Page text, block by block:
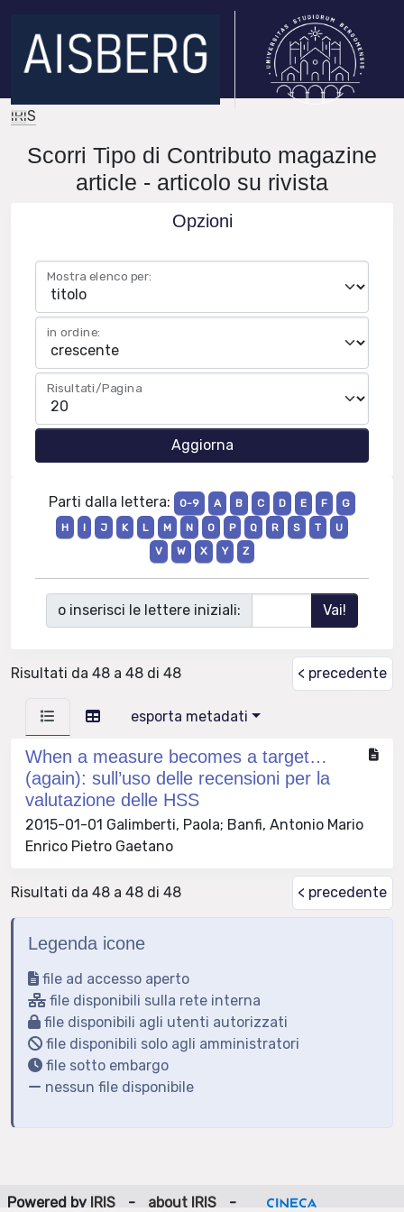
IRIS
Scorri Tipo di Contributo magazine
article - articolo su rivista
Opzioni
Mostra elenco per:
in ordine:
Risultati/Pagina
Parti dalla lettera: 0-9 A B C D E F
G
H
I J K L M N O P Q R S T
U
V
W X Y Z
o inserisci le lettere iniziali:
Risultati da 48 a 48 di 48 < precedente
esporta metadati
When a measure becomes a target…
(again): sull’uso delle recensioni per la
valutazione delle HSS
2015-01-01 Galimberti, Paola; Banfi, Antonio Mario
Enrico Pietro Gaetano
Risultati da 48 a 48 di 48 < precedente
Legenda icone
file ad accesso aperto
file disponibili sulla rete interna
file disponibili agli utenti autorizzati
file disponibili solo agli amministratori
file sotto embargo
nessun file disponibile
Powered by IRIS - about IRIS -